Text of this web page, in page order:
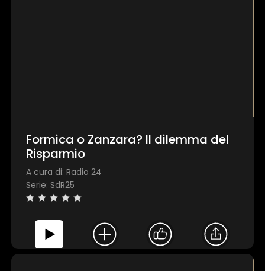
Formica o Zanzara? Il dilemma del
Risparmio
A cura di: Radio 24
Serie: SdR25